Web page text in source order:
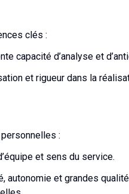
clés :
capacité d’analyse et
et rigueur dans la
:
et sens du service.
autonomie et grandes